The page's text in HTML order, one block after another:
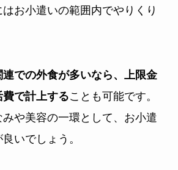
お小遣いの範囲内でやりくり
での外食が多いなら、上限金
で計上することも可能です。
や美容の一環として、お小遣
いでしょう。